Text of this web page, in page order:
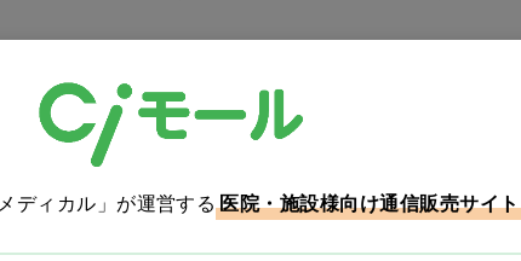
ディカル」が運営する医院・施設様向け通信販売サイト